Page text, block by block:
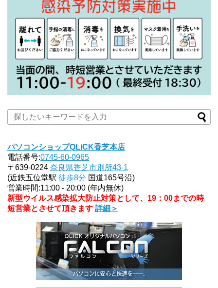
パソコンショップQLiCK香芝本店
電話番号:0745-60-0965
〒639-0224 奈良県香芝市別所43-1
(近鉄五位堂駅 徒歩8分 国道165号沿)
営業時間:11:00 - 20:00 (年内無休)
新型ウイルス感染拡大防止対策として、19：00までの時
短営業とさせて頂きます 詳細＞